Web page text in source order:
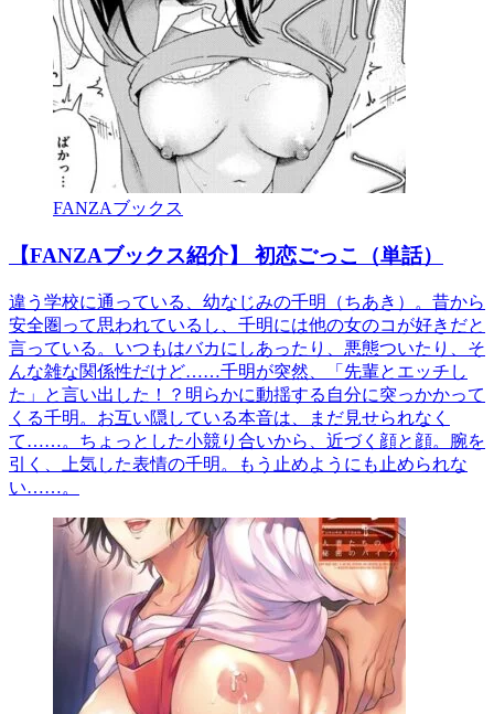
FANZAブックス
【FANZAブックス紹介】 初恋ごっこ（単話）
違う学校に通っている、幼なじみの千明（ちあき）。昔から
安全圏って思われているし、千明には他の女のコが好きだと
言っている。いつもはバカにしあったり、悪態ついたり、そ
んな雑な関係性だけど……千明が突然、「先輩とエッチし
た」と言い出した！？明らかに動揺する自分に突っかかって
くる千明。お互い隠している本音は、まだ見せられなく
て……。ちょっとした小競り合いから、近づく顔と顔。腕を
引く、上気した表情の千明。もう止めようにも止められな
い……。